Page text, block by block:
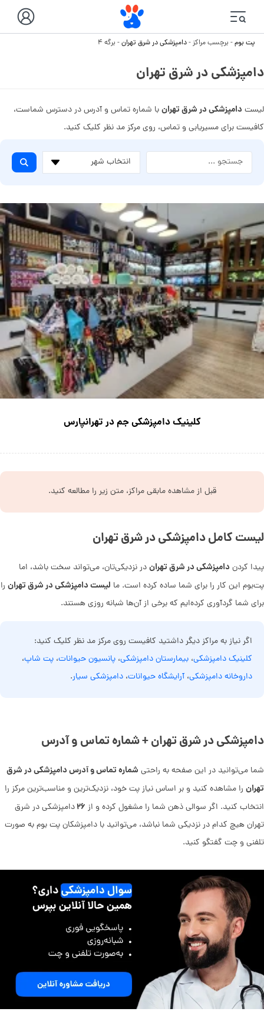
پت بوم- برچسب مراکز-دامپزشکی در شرق تهران- برگه ۴
دامپزشکی در شرق تهران
لیست دامپزشکی در شرق تهرانبا شماره تماس و آدرس در دسترس شماست،
کافیست برای مسیریابی و تماس، روی مرکز مد نظر کلیک کنید.
کلینیک دامپزشکی جم در تهرانپارس
قبل از مشاهده مابقی مراکز، متن زیر را مطالعه کنید.
لیست کامل دامپزشکی در شرق تهران
پیدا کردن دامپزشکی در شرق تهراندر نزدیکی‌تان، می‌تواند سخت باشد، اما
پت‌بوم این کار را برای شما ساده کرده است. ما لیست دامپزشکی در شرق تهران را
برای شما گردآوری کرده‌ایم که برخی از آن‌ها شبانه روزی هستند.
اگر نیاز به مراکز دیگر داشتید کافیست روی مرکز مد نظر کلیک کنید:
کلینیک دامپزشکی، بیمارستان دامپزشکی، پانسیون حیوانات، پت شاپ،
داروخانه دامپزشکی، آرایشگاه حیوانات، دامپزشکی سیار.
دامپزشکی در شرق تهران + شماره تماس و آدرس
شما می‌توانید در این صفحه به راحتی شماره تماس و آدرس دامپزشکی در شرق
تهران را مشاهده کنید و بر اساس نیاز پت خود، نزدیک‌ترین و مناسب‌ترین مرکز را
انتخاب کنید. اگر سوالی ذهن شما را مشغول کرده و از ۲۶دامپزشکی در شرق
تهران هیچ کدام در نزدیکی شما نباشد، می‌توانید با دامپزشکان پت بوم به صورت
تلفنی و چت گفتگو کنید.